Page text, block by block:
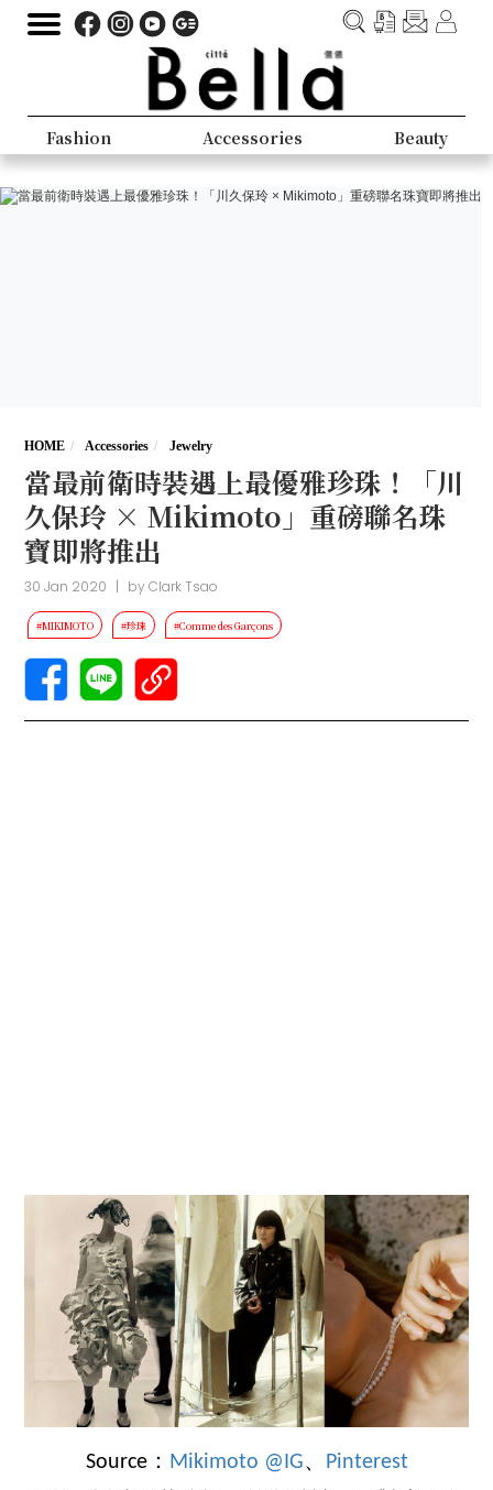
Fashion Accessories Beauty
HOME Accessories Jewelry
當最前衛時裝遇上最優雅珍珠！「川
久保玲 × Mikimoto」重磅聯名珠
寶即將推出
30 Jan 2020 | byClark Tsao
#MIKIMOTO #珍珠 #Comme des Garçons
Source： Mikimoto @IG、 Pinterest